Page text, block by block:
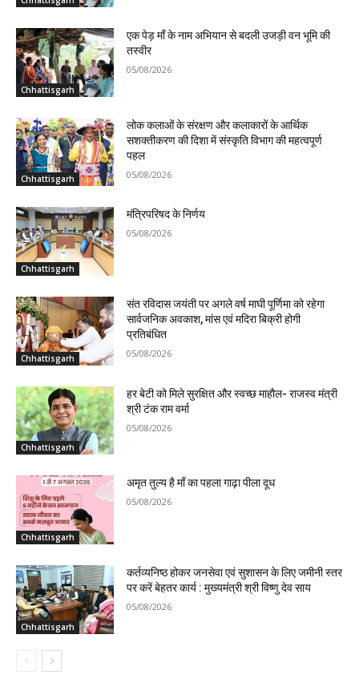
Chhattisgarh
एक पेड़ माँ के नाम अभियान से बदली उजड़ी वन भूमि की
तस्वीर
05/08/2026
Chhattisgarh
लोक कलाओं के संरक्षण और कलाकारों के आर्थिक
सशक्तीकरण की दिशा में संस्कृति विभाग की महत्वपूर्ण
पहल
05/08/2026
Chhattisgarh
मंत्रिपरिषद के निर्णय
05/08/2026
Chhattisgarh
संत रविदास जयंती पर अगले वर्ष माघी पूर्णिमा को रहेगा
सार्वजनिक अवकाश, मांस एवं मदिरा बिक्री होगी
प्रतिबंधित
05/08/2026
Chhattisgarh
हर बेटी को मिले सुरक्षित और स्वच्छ माहौल- राजस्व मंत्री
श्री टंक राम वर्मा
05/08/2026
Chhattisgarh
अमृत तुल्य है माँ का पहला गाढ़ा पीला दूध
05/08/2026
Chhattisgarh
कर्तव्यनिष्ठ होकर जनसेवा एवं सुशासन के लिए जमीनी स्तर
पर करें बेहतर कार्य : मुख्यमंत्री श्री विष्णु देव साय
05/08/2026